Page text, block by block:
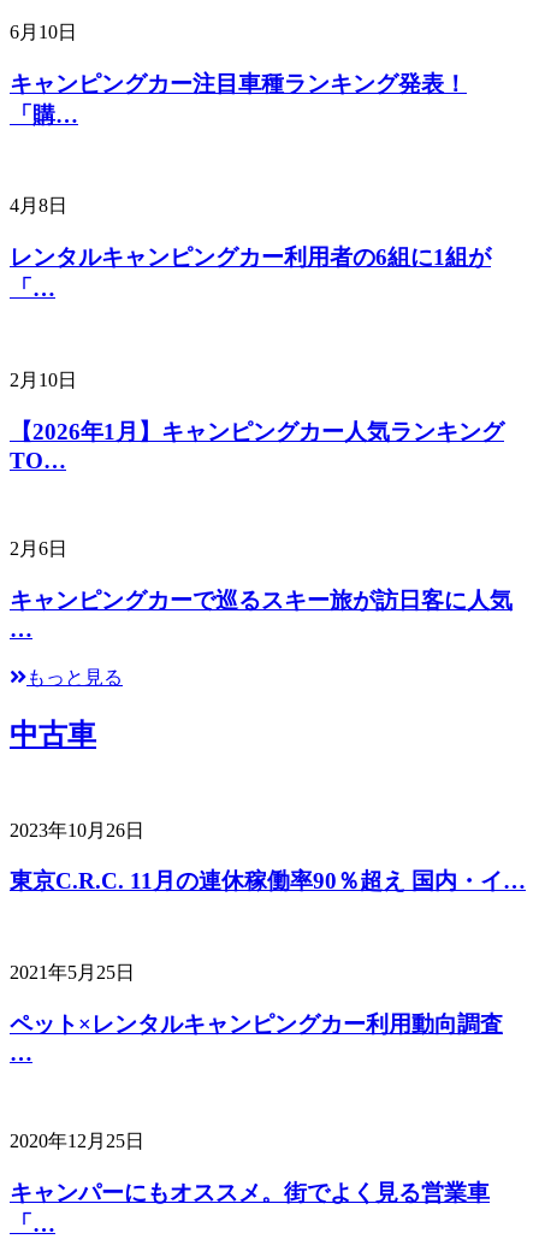
6月10日
キャンピングカー注目車種ランキング発表！
「購…
4月8日
レンタルキャンピングカー利用者の6組に1組が
「…
2月10日
【2026年1月】キャンピングカー人気ランキング
TO…
2月6日
キャンピングカーで巡るスキー旅が訪日客に人気
…
もっと見る
中古車
2023年10月26日
東京C.R.C. 11月の連休稼働率90％超え 国内・イ…
2021年5月25日
ペット×レンタルキャンピングカー利用動向調査
…
2020年12月25日
キャンパーにもオススメ。街でよく見る営業車
「…